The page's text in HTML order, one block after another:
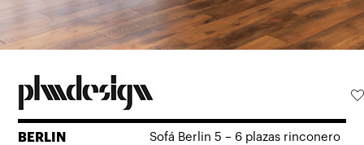
BERLIN
Sofá Berlin 5 – 6 plazas rinconero